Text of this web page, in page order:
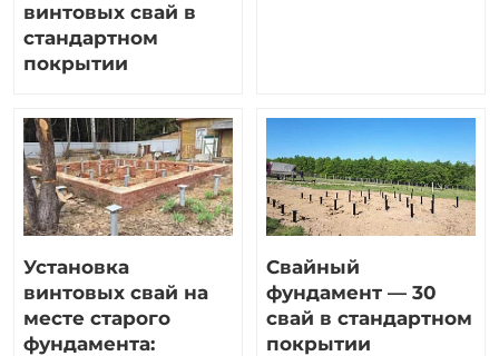
Доставка
Оплата
Гарантии
Программа лояльности
Вакансии
Калькулятор ЖБ свай
Заказать звонок
винтовых свай в
стандартном
покрытии
Установка
винтовых свай на
месте старого
фундамента:
Свайный
фундамент — 30
свай в стандартном
покрытии